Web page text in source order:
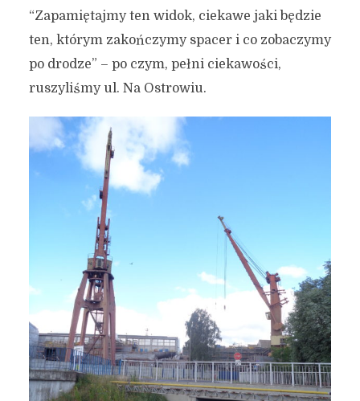
“Zapamiętajmy ten widok, ciekawe jaki będzie
ten, którym zakończymy spacer i co zobaczymy
po drodze” – po czym, pełni ciekawości,
ruszyliśmy ul. Na Ostrowiu.